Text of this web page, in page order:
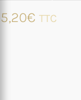
€ TTC